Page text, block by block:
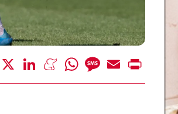
Facebook LinkedInMeneameWhatsAppMessage
Email